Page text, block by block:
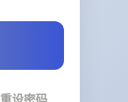
设密码